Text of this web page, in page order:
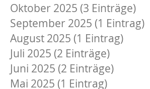
Oktober 2025 (3 Einträge)
September 2025 (1 Eintrag)
August 2025 (1 Eintrag)
Juli 2025 (2 Einträge)
Juni 2025 (2 Einträge)
Mai 2025 (1 Eintrag)